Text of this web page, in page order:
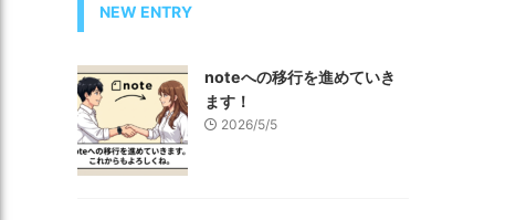
NEW ENTRY
noteへの移行を進めていき
ます！
2026/5/5